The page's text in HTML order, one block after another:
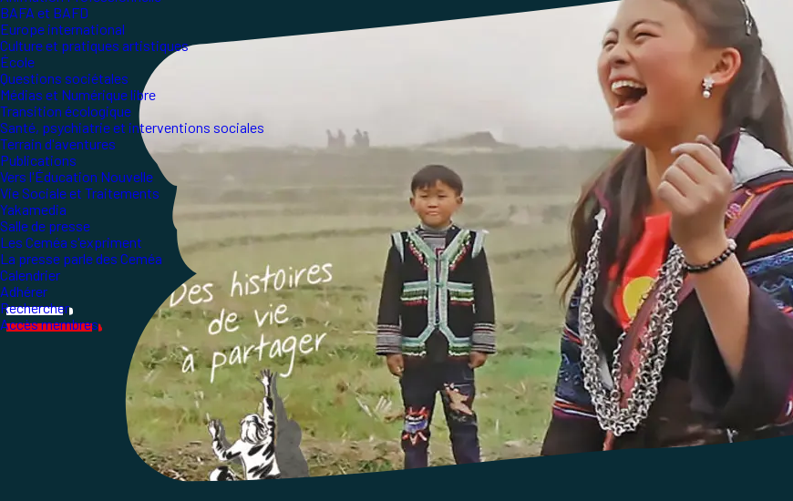
BAFA et BAFD
Europe international
Culture et pratiques artistiques
École
Questions sociétales
Médias et Numérique libre
Transition écologique
Santé, psychiatrie et interventions sociales
Terrain d'aventures
Publications
Vers l'Éducation Nouvelle
Vie Sociale et Traitements
Yakamedia
Salle de presse
Les Ceméa s'expriment
La presse parle des Ceméa
Calendrier
Adhérer
Rechercher
Accès membres